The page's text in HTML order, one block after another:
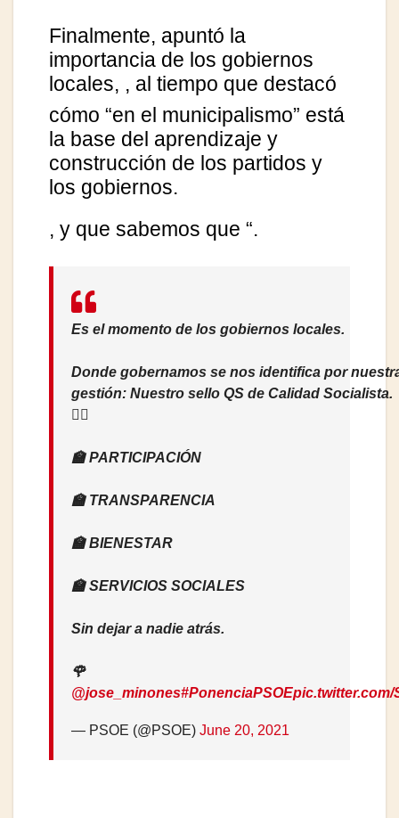
Finalmente, apuntó la
importancia de los gobiernos
locales, , al tiempo que destacó
cómo “en el municipalismo” está
la base del aprendizaje y
construcción de los partidos y
los gobiernos.
, y que sabemos que “.
Es el momento de los gobiernos locales.
Donde gobernamos se nos identifica por
gestión: Nuestro sello QS de Calidad Socialista.
👇🏽
🏫 PARTICIPACIÓN
🏫 TRANSPARENCIA
🏫 BIENESTAR
🏫 SERVICIOS SOCIALES
Sin dejar a nadie atrás.
🌹
@jose_minones#PonenciaPSOEpic.twitter.com/
— PSOE (@PSOE) June 20, 2021